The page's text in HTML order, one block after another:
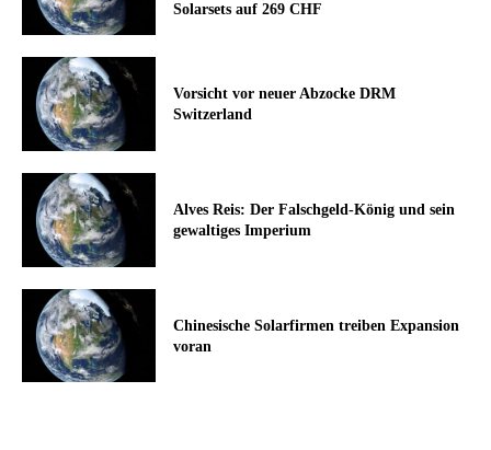
Solarsets auf 269 CHF
Vorsicht vor neuer Abzocke DRM
Switzerland
Alves Reis: Der Falschgeld-König und sein
gewaltiges Imperium
Chinesische Solarfirmen treiben Expansion
voran